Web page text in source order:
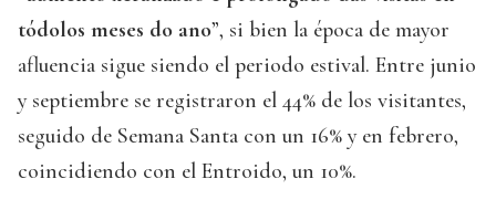
tódolos meses do ano”, si bien la época de mayor
afluencia sigue siendo el periodo estival. Entre junio
y septiembre se registraron el 44% de los visitantes,
seguido de Semana Santa con un 16% y en febrero,
coincidiendo con el Entroido, un 10%.